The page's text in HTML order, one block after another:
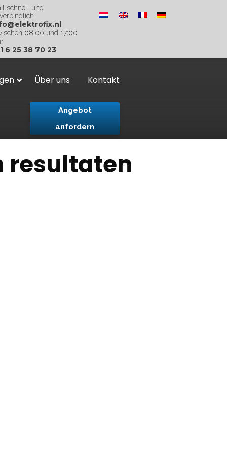
schnell und
08:00 und 17:00
6 25 38 70 23
Über uns Kontakt
Angebot
anfordern
resultaten